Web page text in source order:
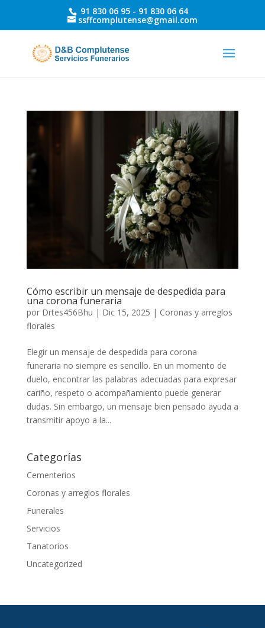
91 830 06 95 - 91 830 06 64
ssffcomplutense@gmail.com
Cómo escribir un mensaje de despedida para
una corona funeraria
por Drtes456Bhu | Dic 15, 2025 | Coronas y arreglos
florales
Elegir un mensaje de despedida para corona
funeraria no siempre es sencillo. En un momento de
duelo, encontrar las palabras adecuadas para expresar
cariño, respeto o acompañamiento puede generar
dudas. Sin embargo, un mensaje bien pensado ayuda a
transmitir apoyo a la...
Categorías
Cementerios
Coronas y arreglos florales
Funerales
Servicios
Tanatorios
Uncategorized